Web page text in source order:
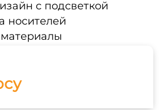
с подсветкой
носителей